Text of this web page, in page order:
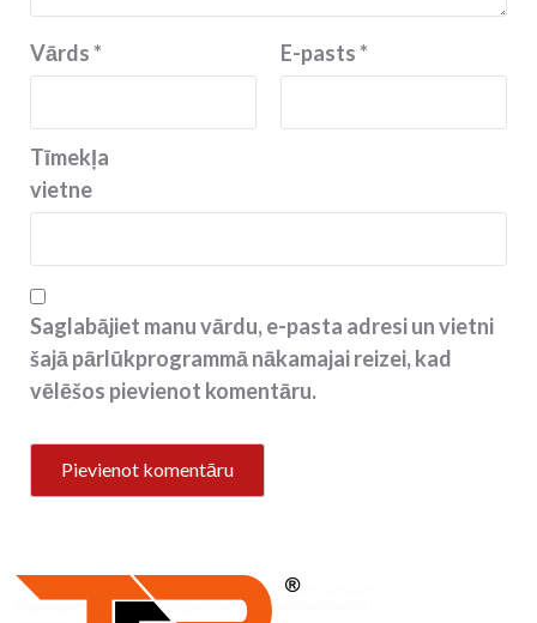
Vārds* E-pasts*
Tīmekļa
vietne
Saglabājiet manu vārdu, e-pasta adresi un vietni
šajā pārlūkprogrammā nākamajai reizei, kad
vēlēšos pievienot komentāru.